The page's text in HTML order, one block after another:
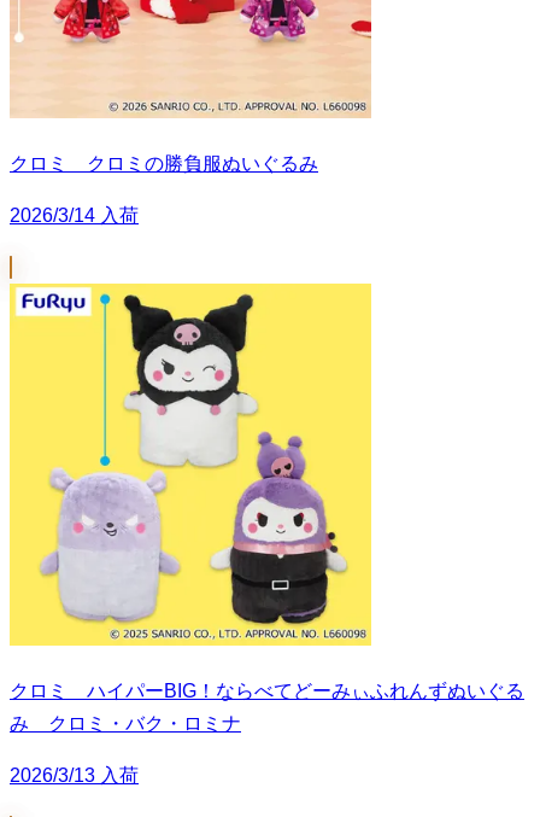
クロミ クロミの勝負服ぬいぐるみ
2026/3/14 入荷
クロミ ハイパーBIG！ならべてどーみぃふれんずぬいぐる
み クロミ・バク・ロミナ
2026/3/13 入荷